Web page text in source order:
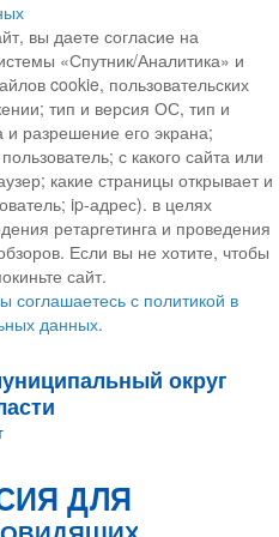
вы даете согласие на
«Спутник/Аналитика» и
cookie, пользовательских
тип и версия ОС, тип и
и разрешение его экрана;
с какого сайта или
какие страницы открывает и
ip-адрес). в целях
ретаргетинга и проведения
Если вы не хотите, чтобы
сайт.
соглашаетесь с политикой в
данных.